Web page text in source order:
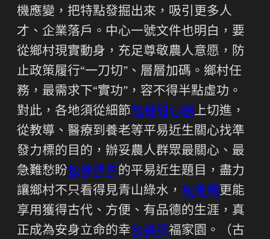
機應變，把特點發掘出來，吸引更多人
才、企業落戶。中心一號文件也明白，要
從鄉村現實動身，充足尊敬農人意愿，防
止政策履行“一刀切”、層層加碼。鄉村任
務，最需求下“實功”，容不得半點虛功。
對此，各地須從細節包養甜心網上切進，
從教導、醫療到養老等平易近生關心找準
發力標的目的，辦妥農人群眾最關心、最
急難愁盼包養條件的平易近生題目，盡力
讓鄉村不只看得見青山綠水， 包養網更能
享用獲得古代、方便、有品德的生涯，真
正成為安身立命的幸包養網福家園。（古